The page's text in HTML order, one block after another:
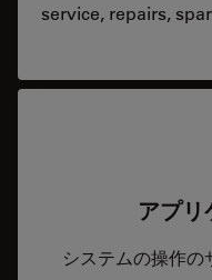
service, repairs,
アプリ
システムの操作